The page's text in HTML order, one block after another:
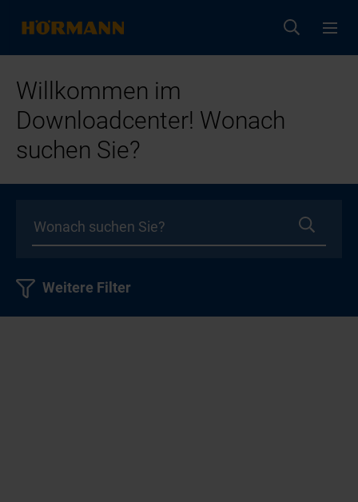
Willkommen im
Downloadcenter! Wonach
suchen Sie?
Weitere Filter